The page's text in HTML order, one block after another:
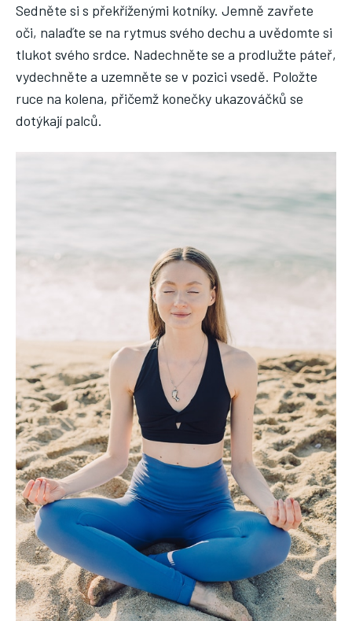
Sedněte si s překříženými kotníky. Jemně zavřete
oči, nalaďte se na rytmus svého dechu a uvědomte si
tlukot svého srdce. Nadechněte se a prodlužte páteř,
vydechněte a uzemněte se v pozici vsedě. Položte
ruce na kolena, přičemž konečky ukazováčků se
dotýkají palců.